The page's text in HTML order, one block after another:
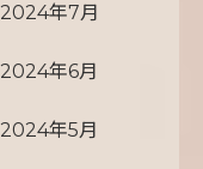
2024年7月
2024年6月
2024年5月